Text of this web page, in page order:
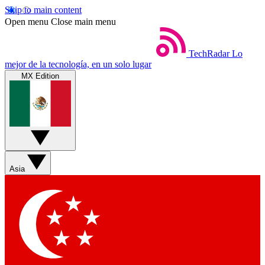
Skip to main content
Open menu Close main menu
TechRadar Lo
mejor de la tecnología, en un solo lugar
MX Edition
Asia